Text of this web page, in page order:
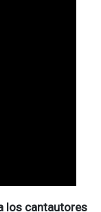
los cantautores